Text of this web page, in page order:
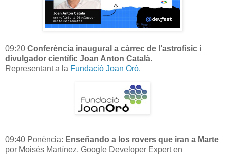
09:20 Conferència inaugural a càrrec de l’astrofísic i
divulgador científic Joan Anton Català.
Representant a la Fundació Joan Oró.
09:40 Ponència: Enseñando a los rovers que iran a Marte
por Moisés Martínez, Google Developer Expert en